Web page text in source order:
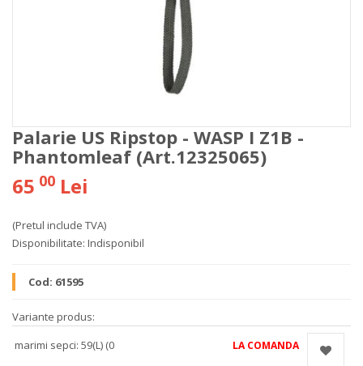
Palarie US Ripstop - WASP I Z1B -
Phantomleaf (Art.12325065)
65 00 Lei
(Pretul include TVA)
Disponibilitate: Indisponibil
Cod: 61595
Variante produs:
marimi sepci: 59(L) (0
LA COMANDA